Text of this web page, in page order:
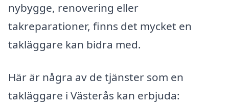
nybygge, renovering eller
takreparationer, finns det mycket en
takläggare kan bidra med.
Här är några av de tjänster som en
takläggare i Västerås kan erbjuda: